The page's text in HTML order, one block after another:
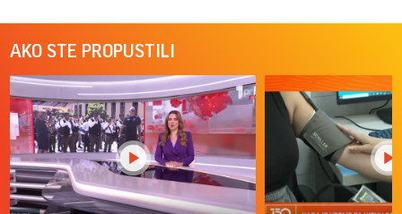
AKO STE PROPUSTILI